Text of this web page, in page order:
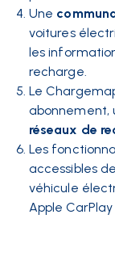
Une
voitures
les
recharge.
Le
abonnement,
réseaux de
Les
accessibles
véhicule
Apple